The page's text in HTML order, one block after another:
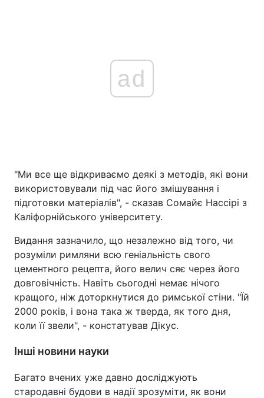
ad
"Ми все ще відкриваємо деякі з методів, які вони
використовували під час його змішування і
підготовки матеріалів", - сказав Сомайє Нассірі з
Каліфорнійського університету.
Видання зазначило, що незалежно від того, чи
розуміли римляни всю геніальність свого
цементного рецепта, його велич сяє через його
довговічність. Навіть сьогодні немає нічого
кращого, ніж доторкнутися до римської стіни. "Їй
2000 років, і вона така ж тверда, як того дня,
коли її звели", - констатував Дікус.
Інші новини науки
Багато вчених уже давно досліджують
стародавні будови в надії зрозуміти, як вони